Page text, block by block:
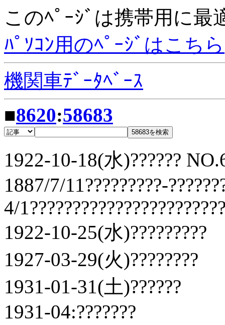
このﾍﾟｰｼﾞは携帯用に最
ﾊﾟｿｺﾝ用のﾍﾟｰｼﾞはこちら
機関車ﾃﾞｰﾀﾍﾞｰｽ
■8620:58683
1922-10-18(水)??????
1887/7/11?????????-
4/
1922-10-25(水)?????????
1927-03-29(火)????????
1931-01-31(土)??????
1931-04:???????